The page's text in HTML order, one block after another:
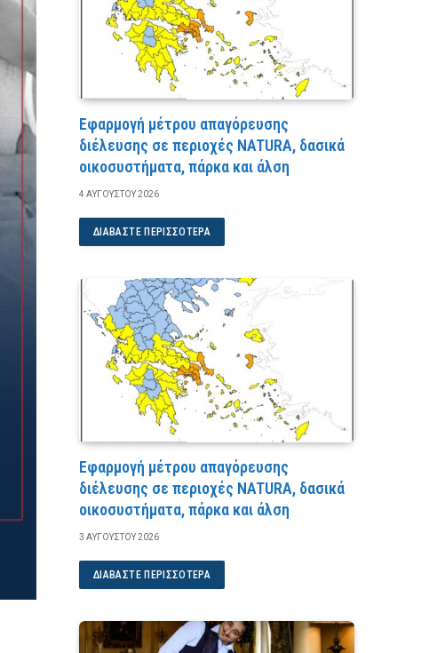
Εφαρμογή μέτρου απαγόρευσης
διέλευσης σε περιοχές NATURA, δασικά
οικοσυστήματα, πάρκα και άλση
4 ΑΥΓΟΎΣΤΟΥ 2026
ΔΙΑΒΆΣΤΕ ΠΕΡΙΣΣΌΤΕΡΑ
Εφαρμογή μέτρου απαγόρευσης
διέλευσης σε περιοχές NATURA, δασικά
οικοσυστήματα, πάρκα και άλση
3 ΑΥΓΟΎΣΤΟΥ 2026
ΔΙΑΒΆΣΤΕ ΠΕΡΙΣΣΌΤΕΡΑ